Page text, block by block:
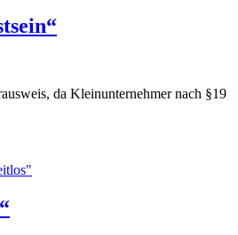
da Kleinunternehmer nach §19